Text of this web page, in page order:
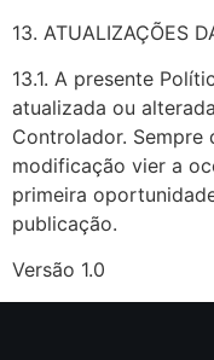
13. ATUALIZAÇÕES
13.1. A presente
atualizada ou
Controlador. Sempre
modificação vier a
primeira
publicação.
Versão 1.0